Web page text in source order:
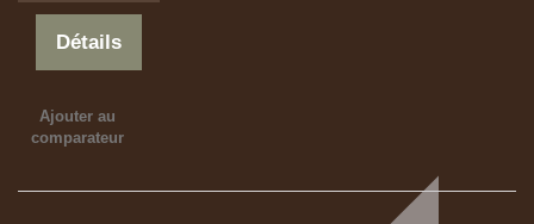
Détails
Ajouter au
comparateur